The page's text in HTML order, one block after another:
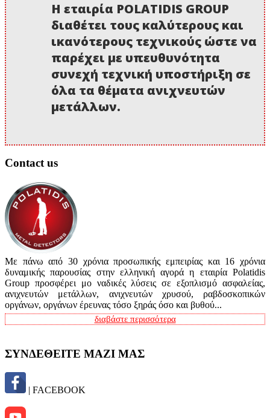
Η εταιρία POLATIDIS GROUP
διαθέτει τους καλύτερους και
ικανότερους τεχνικούς ώστε να
παρέχει με υπευθυνότητα
συνεχή τεχνική υποστήριξη σε
όλα τα θέματα ανιχνευτών
μετάλλων.
Contact us
Με πάνω από 30 χρόνια προσωπικής εμπειρίας και 16 χρόνια
δυναμικής παρουσίας στην ελληνική αγορά η εταιρία Polatidis
Group προσφέρει μο ναδικές λύσεις σε εξοπλισμό ασφαλείας,
ανιχνευτών μετάλλων, ανιχνευτών χρυσού, ραβδοσκοπικών
οργάνων, οργάνων έρευνας τόσο ξηράς όσο και βυθού...
διαβάστε περισσότερα
ΣΥΝΔΕΘΕΙΤΕ ΜΑΖΙ ΜΑΣ
| FACEBOOK